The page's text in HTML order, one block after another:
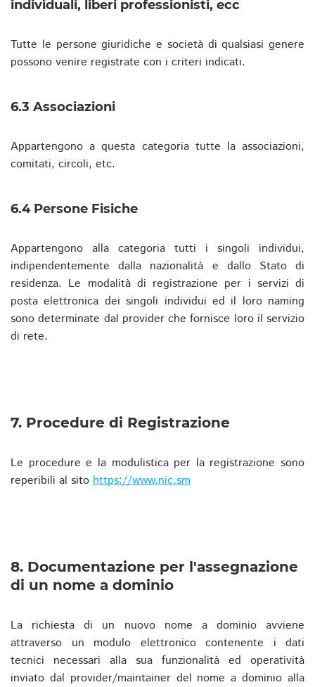
individuali, liberi professionisti, ecc
Tutte le persone giuridiche e società di qualsiasi genere
possono venire registrate con i criteri indicati.
6.3 Associazioni
Appartengono a questa categoria tutte la associazioni,
comitati, circoli, etc.
6.4 Persone Fisiche
Appartengono alla categoria tutti i singoli individui,
indipendentemente dalla nazionalità e dallo Stato di
residenza. Le modalità di registrazione per i servizi di
posta elettronica dei singoli individui ed il loro naming
sono determinate dal provider che fornisce loro il servizio
di rete.
7. Procedure di Registrazione
Le procedure e la modulistica per la registrazione sono
reperibili al sito https://www.nic.sm
8. Documentazione per l'assegnazione
di un nome a dominio
La richiesta di un nuovo nome a dominio avviene
attraverso un modulo elettronico contenente i dati
tecnici necessari alla sua funzionalità ed operatività
inviato dal provider/maintainer del nome a dominio alla